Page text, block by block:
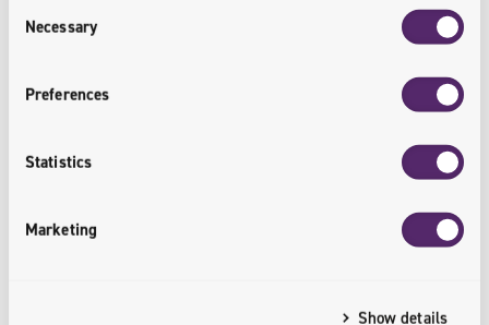
Selection
Necessary
Preferences
Statistics
Marketing
Show details
Erstellen Sie ein personalisiertes Produktangebot.
schaffen Sie ein besseres Einkaufserlebnis für Ihre
können.
<personalization.implemented>